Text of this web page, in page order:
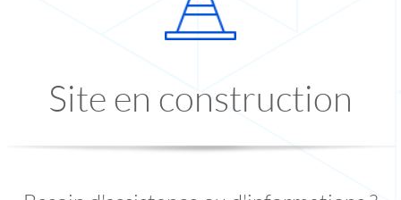
Site en construction